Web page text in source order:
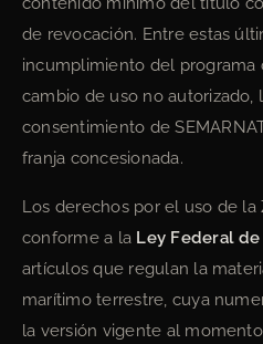
de revocación. Entre estas
incumplimiento del programa
cambio de uso no autorizado,
consentimiento de
franja concesionada.
Los derechos por el uso de la
conforme a la Ley Federal de
artículos que regulan la
marítimo terrestre, cuya
la versión vigente al